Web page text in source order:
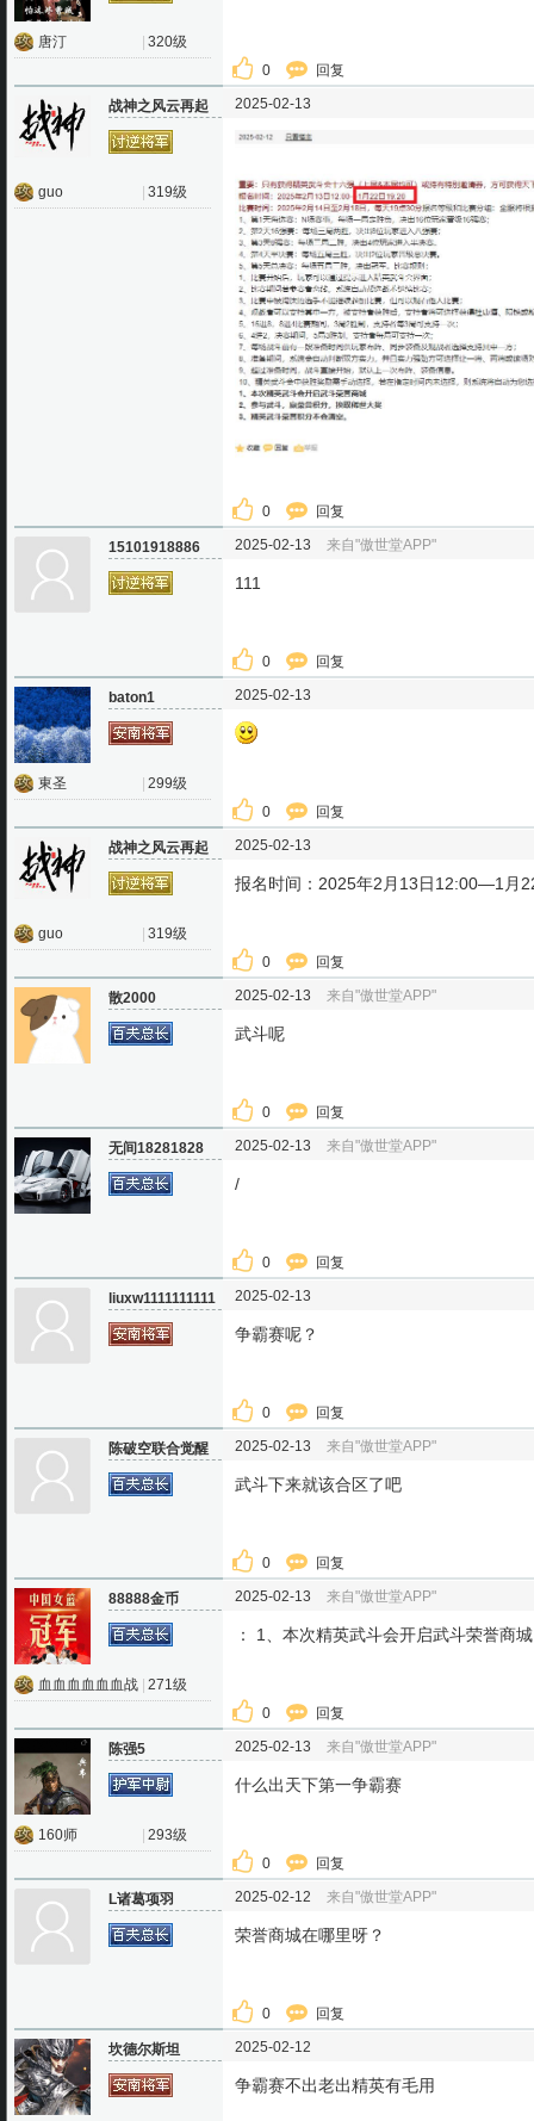
唐汀 320级
0 回复
战神之风云再起
guo 319级
2025-02-13
0 回复
15101918886 2025-02-13 来自"傲世堂APP"
111
0 回复
baton1
東圣 299级
2025-02-13
0 回复
战神之风云再起
guo 319级
2025-02-13
报名时间：2025年2月13日12:00—1月
0 回复
散2000 2025-02-13 来自"傲世堂APP"
武斗呢
0 回复
无间18281828 2025-02-13 来自"傲世堂APP"
/
0 回复
liuxw1111111111 2025-02-13
争霸赛呢？
0 回复
陈破空联合觉醒 2025-02-13 来自"傲世堂APP"
武斗下来就该合区了吧
0 回复
88888金币
血血血血血血战 271级
2025-02-13 来自"傲世堂APP"
： 1、本次精英武斗会开启武斗荣誉商
0 回复
陈强5
160师 293级
2025-02-13 来自"傲世堂APP"
什么出天下第一争霸赛
0 回复
L诸葛项羽 2025-02-12 来自"傲世堂APP"
荣誉商城在哪里呀？
0 回复
坎德尔斯坦 2025-02-12
争霸赛不出老出精英有毛用